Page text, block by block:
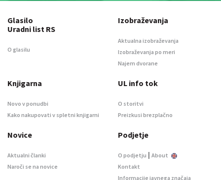
Glasilo
Uradni list RS
O glasilu
Izobraževanja
Aktualna izobraževanja
Izobraževanja po meri
Najem dvorane
Knjigarna
Novo v ponudbi
Kako nakupovati v spletni knjigarni
UL info tok
O storitvi
Preizkusi brezplačno
Novice
Aktualni članki
Naroči se na novice
Podjetje
O podjetju | About
Kontakt
Informacije javnega značaja